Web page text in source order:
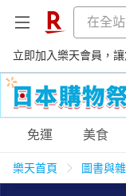
立即加入樂天會員，
購物網分類
免運 美食
樂天首頁 圖書與